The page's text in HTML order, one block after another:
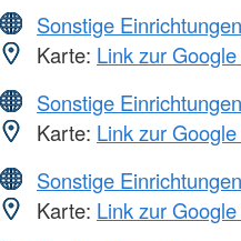
Sonstige Einrichtungen
Karte: Link zur
Sonstige Einrichtungen
Karte: Link zur
Sonstige Einrichtungen
Karte: Link zur